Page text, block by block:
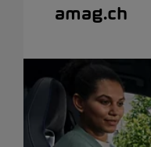
amag.ch